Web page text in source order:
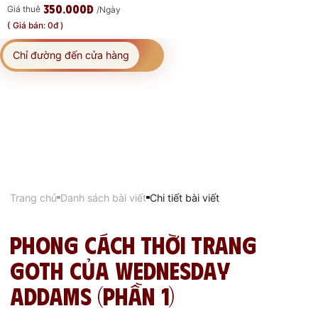
Giá thuê 350.000đ /Ngày
( Giá bán: 0đ )
Chỉ đường đến cửa hàng
Trang chủ Danh sách bài viết Chi tiết bài viết
Phong cách thời trang
Goth của Wednesday
Addams (Phần 1)